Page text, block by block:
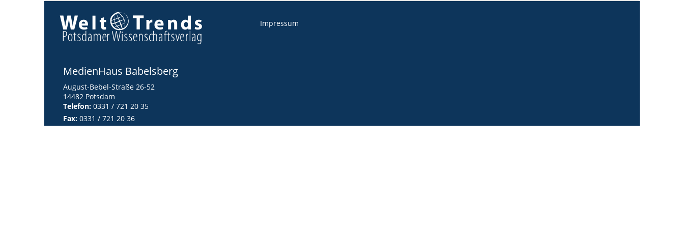
MedienHaus Babelsberg
August-Bebel-Straße 26-52
14482 Potsdam
Telefon: 0331 / 721 20 35
Fax: 0331 / 721 20 36
Impressum